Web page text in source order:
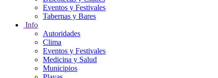
Eventos y Festivales
Tabernas y Bares
Info
Autoridades
Clima
Eventos y Festivales
Medicina y Salud
Municipios